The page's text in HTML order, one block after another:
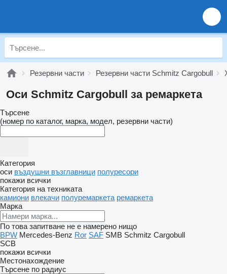
Резервни части Резервни части Schmitz Cargobull
Оси Schmitz Cargobull за ремаркета
Търсене
(номер по каталог, марка, модел, резервни части)
Категория
оси въздушни възглавници полуресори
покажи всички
Категория на техниката
камиони влекачи полуремаркета ремаркета
Марка
По това запитване не е намерено нищо
BPW Mercedes-Benz Ror SAF SMB Schmitz Cargobull
SCB
покажи всички
Местонахождение
Търсене по радиус